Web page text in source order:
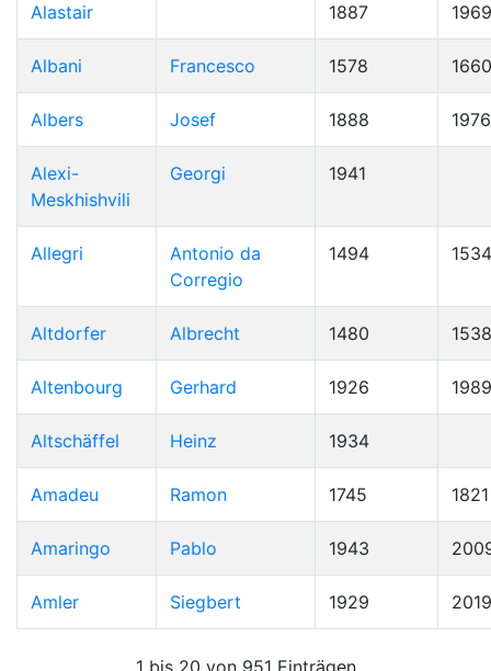
Alastair 1887 1969
Albani Francesco 1578 1660
Albers Josef 1888 1976
Alexi-
Meskhishvili
Georgi 1941
Allegri
Antonio da
Corregio
1494 1534
Altdorfer Albrecht 1480 1538
Altenbourg Gerhard 1926 1989
Altschäffel Heinz 1934
Amadeu Ramon 1745 1821
Amaringo Pablo 1943
Amler Siegbert 1929 2019
1 bis 20 von 951 Einträgen